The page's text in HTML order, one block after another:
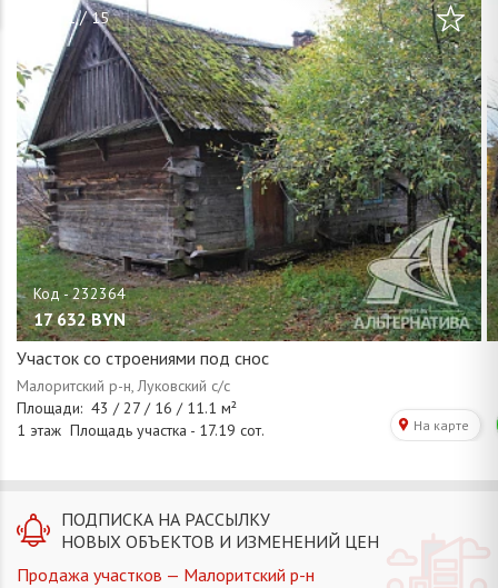
1/15
17 632 BYN
Участок со строениями под снос
ПОДПИСКА НА РАССЫЛКУ
НОВЫХ ОБЪЕКТОВ И ИЗМЕНЕНИЙ ЦЕН
Продажа участков — Малоритский р-н